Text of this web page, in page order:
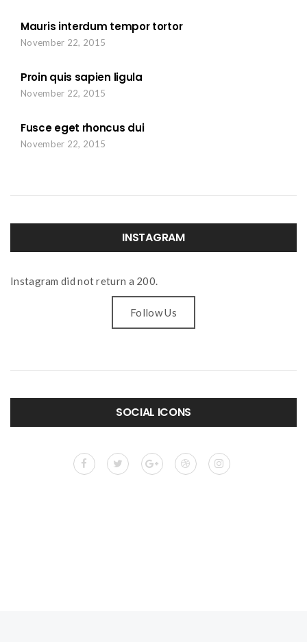
Mauris interdum tempor tortor
November 22, 2015
Proin quis sapien ligula
November 22, 2015
Fusce eget rhoncus dui
November 22, 2015
INSTAGRAM
Instagram did not return a 200.
Follow Us
SOCIAL ICONS